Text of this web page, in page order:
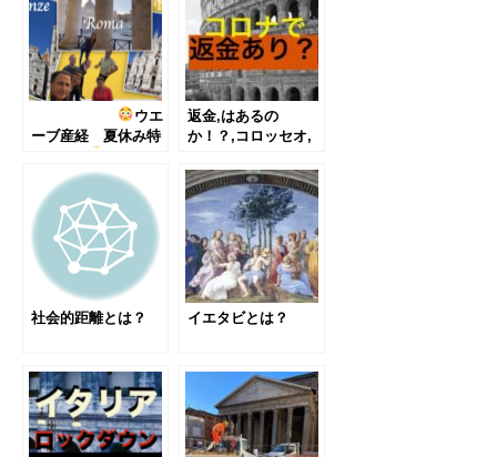
ウエ
ーブ産経 夏休み特
ア街歩き
返金,はあるの
か！？,コロッセオ,
ルゲーゼ美術館
社会的距離とは？ イエタビとは？